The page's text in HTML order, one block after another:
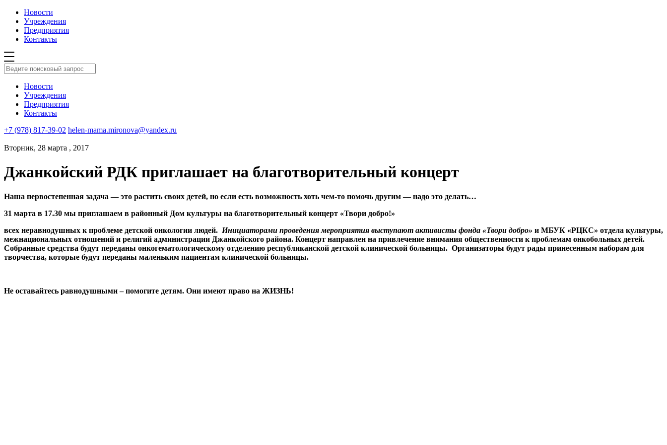
Новости
Учреждения
Предприятия
Контакты
Новости
Учреждения
Предприятия
Контакты
+7 (978) 817-39-02 helen-mama.mironova@yandex.ru
Вторник, 28 марта , 2017
Джанкойский РДК приглашает на благотворительный концерт
Наша первостепенная задача — это растить своих детей, но если есть возможность хоть чем-то помочь другим — надо это делать…
31 марта в 17.30 мы приглашаем в районный Дом культуры на благотворительный концерт «Твори добро!»
всех неравнодушных к проблеме детской онкологии людей. Инициаторами проведения мероприятия выступают активисты фонда «Твори добро» и МБУК «РЦКС» отдела культуры,
межнациональных отношений и религий администрации Джанкойского района. Концерт направлен на привлечение внимания общественности к проблемам онкобольных детей.
Собранные средства будут переданы онкогематологическому отделению республиканской детской клинической больницы. Организаторы будут рады принесенным наборам для
творчества, которые будут переданы маленьким пациентам клинической больницы.
Не оставайтесь равнодушными – помогите детям. Они имеют право на ЖИЗНЬ!